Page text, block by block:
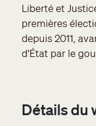
Liberté et
premières
depuis 2011,
d'État par le
Détails du